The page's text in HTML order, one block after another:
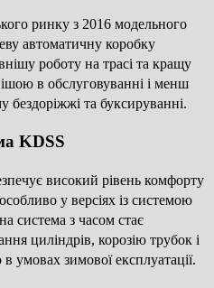
ринку з 2016 модельного
автоматичну коробку
роботу на трасі та кращу
в обслуговуванні і менш
та буксируванні.
KDSS
високий рівень комфорту
у версіях із системою
система з часом стає
циліндрів, корозію трубок і
умовах зимової експлуатації.